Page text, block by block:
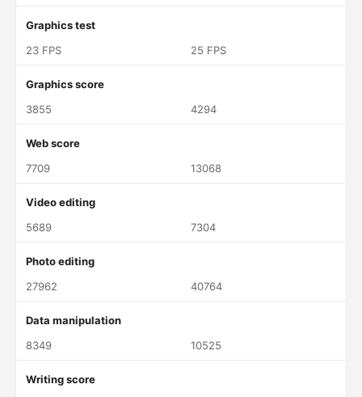
Graphics test
23 FPS
25 FPS
Graphics score
3855
4294
Web score
7709
13068
Video editing
5689
7304
Photo editing
27962
40764
Data manipulation
8349
10525
Writing score